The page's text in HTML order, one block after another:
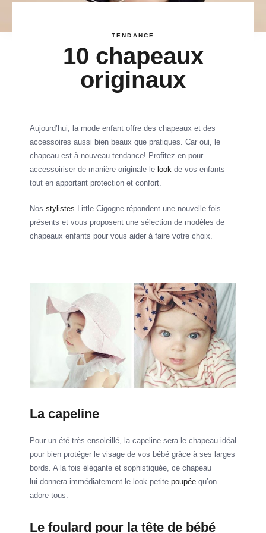
TENDANCE
10 chapeaux
originaux
Aujourd’hui, la mode enfant offre des chapeaux et des
accessoires aussi bien beaux que pratiques. Car oui, le
chapeau est à nouveau tendance! Profitez-en pour
accessoiriser de manière originale le look de vos enfants
tout en apportant protection et confort.
Nos stylistes Little Cigogne répondent une nouvelle fois
présents et vous proposent une sélection de modèles de
chapeaux enfants pour vous aider à faire votre choix.
La capeline
Pour un été très ensoleillé, la capeline sera le chapeau idéal
pour bien protéger le visage de vos bébé grâce à ses larges
bords. A la fois élégante et sophistiquée, ce chapeau
lui donnera immédiatement le look petite poupée qu’on
adore tous.
Le foulard pour la tête de bébé